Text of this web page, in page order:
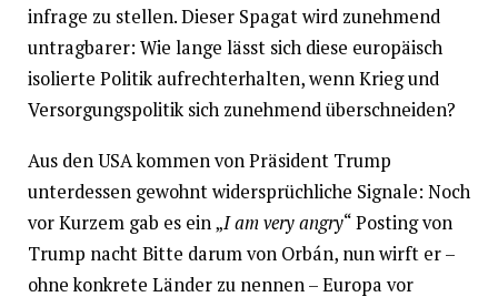
infrage zu stellen. Dieser Spagat wird zunehmend
untragbarer: Wie lange lässt sich diese europäisch
isolierte Politik aufrechterhalten, wenn Krieg und
Versorgungspolitik sich zunehmend überschneiden?
Aus den USA kommen von Präsident Trump
unterdessen gewohnt widersprüchliche Signale: Noch
vor Kurzem gab es ein „I am very angry“ Posting von
Trump nacht Bitte darum von Orbán, nun wirft er –
ohne konkrete Länder zu nennen – Europa vor